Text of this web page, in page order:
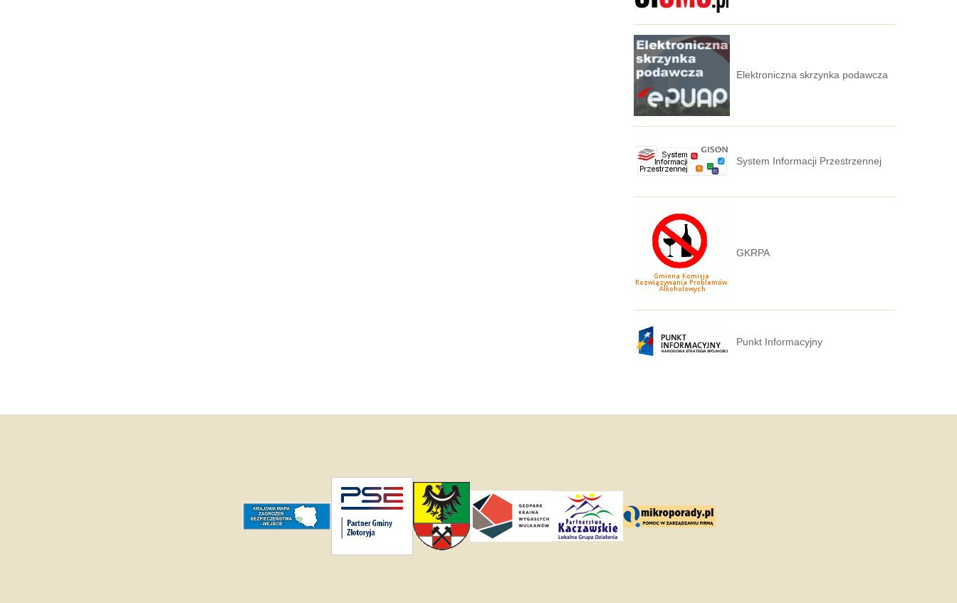
Elektroniczna skrzynka podawcza
System Informacji Przestrzennej
GKRPA
Punkt Informacyjny